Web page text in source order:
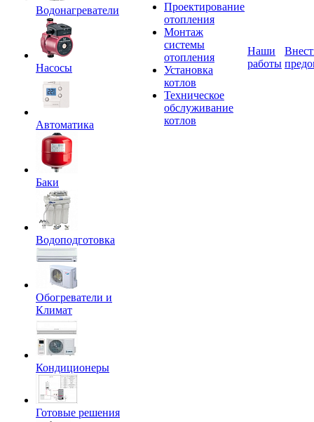
Водонагреватели
Насосы
Автоматика
Баки
Водоподготовка
Обогреватели и
Климат
Кондиционеры
Готовые решения
Проектирование
отопления
Монтаж
системы
отопления
Установка
котлов
Техническое
обслуживание
котлов
Наши
работы